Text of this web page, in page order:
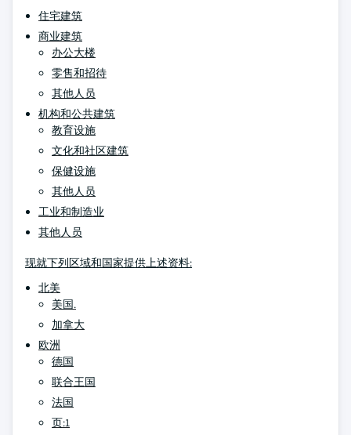
住宅建筑
商业建筑
办公大楼
零售和招待
其他人员
机构和公共建筑
教育设施
文化和社区建筑
保健设施
其他人员
工业和制造业
其他人员
现就下列区域和国家提供上述资料:
北美
美国.
加拿大
欧洲
德国
联合王国
法国
页:1